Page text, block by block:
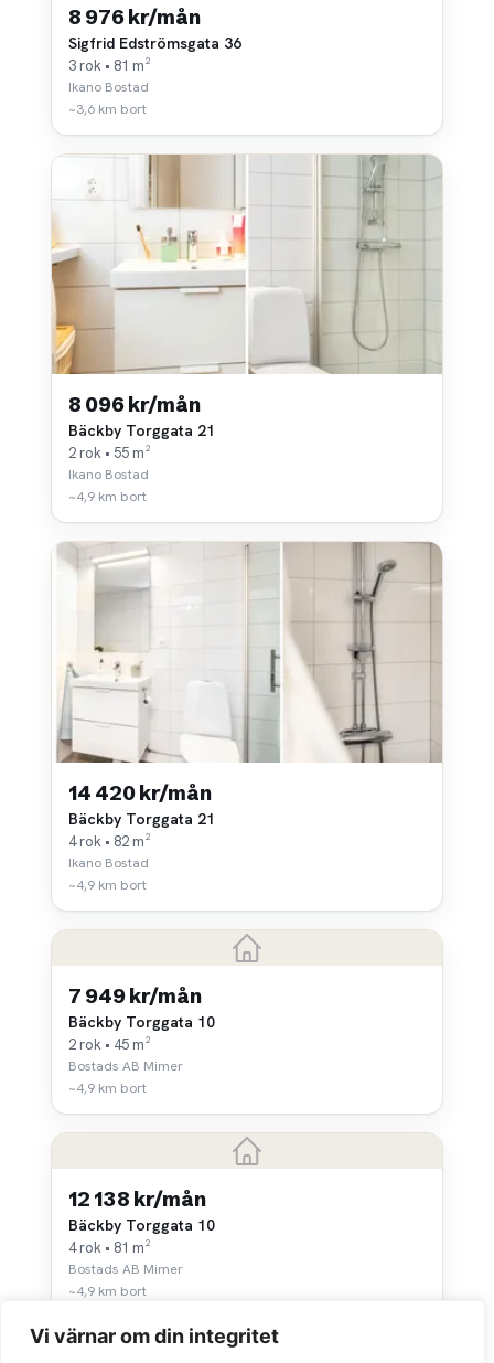
Vi värnar om din integritet
8 976 kr/mån
Sigfrid Edströmsgata 36
3 rok • 81 m²
Ikano Bostad
~3,6 km bort
8 096 kr/mån
Bäckby Torggata 21
2 rok • 55 m²
Ikano Bostad
~4,9 km bort
14 420 kr/mån
Bäckby Torggata 21
4 rok • 82 m²
Ikano Bostad
~4,9 km bort
7 949 kr/mån
Bäckby Torggata 10
2 rok • 45 m²
Bostads AB Mimer
~4,9 km bort
12 138 kr/mån
Bäckby Torggata 10
4 rok • 81 m²
Bostads AB Mimer
~4,9 km bort